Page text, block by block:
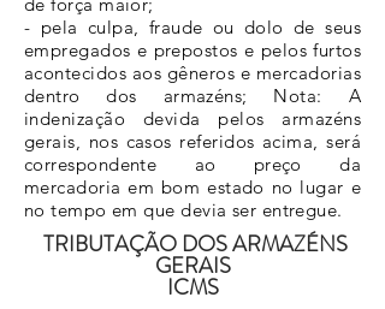
- pela culpa, fraude ou dolo de seus
empregados e prepostos e pelos furtos
acontecidos aos gêneros e mercadorias
dentro dos armazéns; Nota: A
indenização devida pelos armazéns
gerais, nos casos referidos acima, será
correspondente ao preço da
mercadoria em bom estado no lugar e
no tempo em que devia ser entregue.
TRIBUTAÇÃO DOS ARMAZÉNS
GERAIS
ICMS